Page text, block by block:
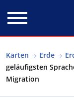
Karten Erde
geläufigsten
Migration